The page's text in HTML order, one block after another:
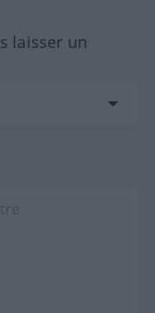
laisser un